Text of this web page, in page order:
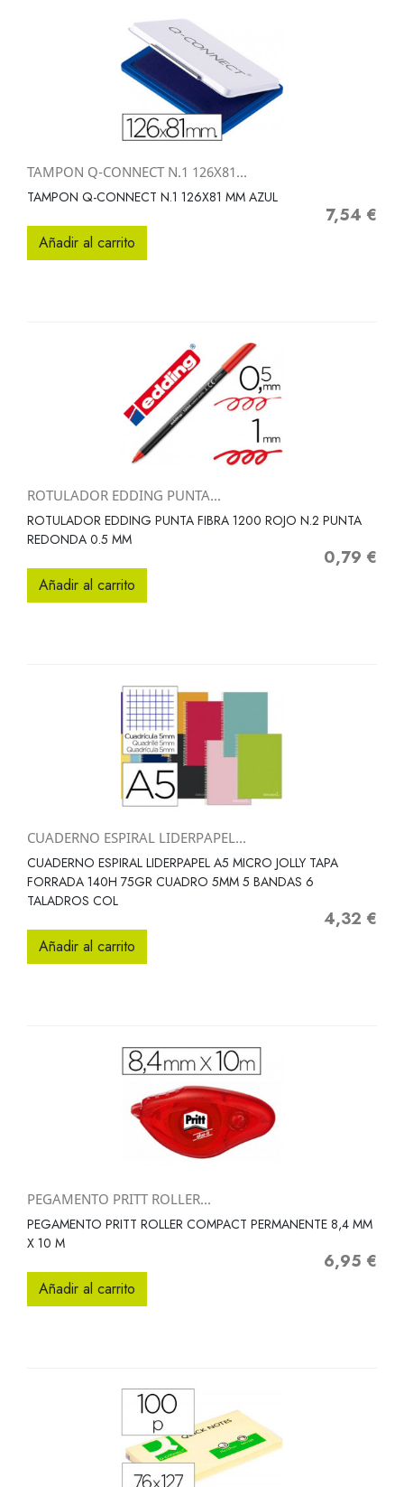
TAMPON Q-CONNECT N.1 126X81...
TAMPON Q-CONNECT N.1 126X81 MM AZUL
Precio
7,54 €
Añadir al carrito
ROTULADOR EDDING PUNTA...
ROTULADOR EDDING PUNTA FIBRA 1200 ROJO N.2 PUNTA
REDONDA 0.5 MM
Precio
0,79 €
Añadir al carrito
CUADERNO ESPIRAL LIDERPAPEL...
CUADERNO ESPIRAL LIDERPAPEL A5 MICRO JOLLY TAPA
FORRADA 140H 75GR CUADRO 5MM 5 BANDAS 6
TALADROS COL
Precio
4,32 €
Añadir al carrito
PEGAMENTO PRITT ROLLER...
PEGAMENTO PRITT ROLLER COMPACT PERMANENTE 8,4 MM
X 10 M
Precio
6,95 €
Añadir al carrito